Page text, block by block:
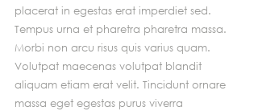
placerat in egestas erat imperdiet sed.
Tempus urna et pharetra pharetra massa.
Morbi non arcu risus quis varius quam.
Volutpat maecenas volutpat blandit
aliquam etiam erat velit. Tincidunt ornare
massa eget egestas purus viverra